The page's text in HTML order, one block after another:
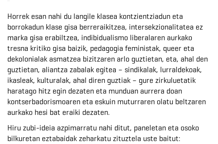
Horrek esan nahi du langile klasea kontzientziadun eta
borrokadun klase gisa berreraikitzea, intersekzionalitatea ez
marka gisa erabiltzea, indibidualismo liberalaren aurkako
tresna kritiko gisa baizik, pedagogia feministak, queer eta
dekolonialak asmatzea bizitzaren arlo guztietan, eta, ahal den
guztietan, aliantza zabalak egitea – sindikalak, lurraldekoak,
ikasleak, kulturalak, ahal diren guztiak – gure zirkuluetatik
haratago hitz egin dezaten eta munduan aurrera doan
kontserbadorismoaren eta eskuin muturraren olatu beltzaren
aurkako hesi bat eraiki dezaten.
Hiru zubi-ideia azpimarratu nahi ditut, paneletan eta osoko
bilkuretan eztabaidak zeharkatu zituztela uste baitut: